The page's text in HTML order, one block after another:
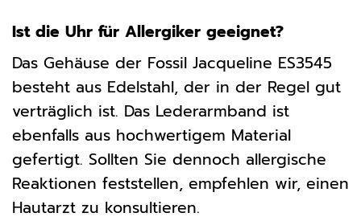
Ist die Uhr für Allergiker geeignet?
Das Gehäuse der Fossil Jacqueline ES3545
besteht aus Edelstahl, der in der Regel gut
verträglich ist. Das Lederarmband ist
ebenfalls aus hochwertigem Material
gefertigt. Sollten Sie dennoch allergische
Reaktionen feststellen, empfehlen wir, einen
Hautarzt zu konsultieren.